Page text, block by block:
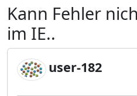
Kann Fehler
im IE..
user-182